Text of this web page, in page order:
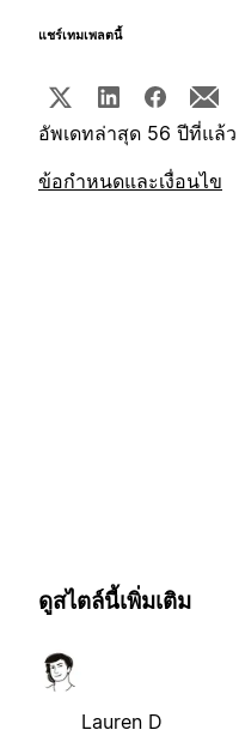
แชร์เทมเพลตนี้
อัพเดทล่าสุด 56 ปีที่แล้ว
ข้อกำหนดและเงื่อนไข
ดูสไตล์นี้เพิ่มเติม
Lauren D